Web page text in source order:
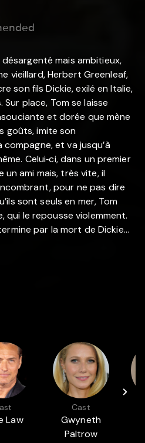
désargenté mais ambitieux,
vieillard, Herbert Greenleaf,
son fils Dickie, exilé en Italie,
place, Tom se laisse
et dorée que mène
goûts, imite son
et va jusqu’à
Celui‐ci, dans un premier
ami mais, très vite, il
pour ne pas dire
sont seuls en mer, Tom
qui le repousse violemment.
par la mort de Dickie…
Law
Cast
Gwyneth
Paltrow